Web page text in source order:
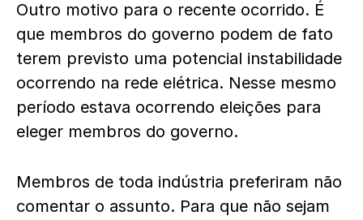
Outro motivo para o recente ocorrido. É
que membros do governo podem de fato
terem previsto uma potencial instabilidade
ocorrendo na rede elétrica. Nesse mesmo
período estava ocorrendo eleições para
eleger membros do governo.
Membros de toda indústria preferiram não
comentar o assunto. Para que não sejam